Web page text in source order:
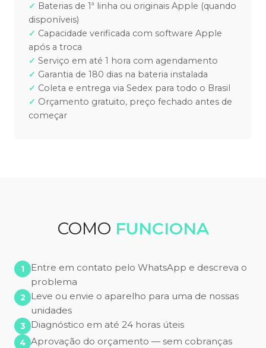
Baterias de 1ª linha ou originais Apple (quando
disponíveis)
Capacidade verificada com software Apple
após a troca
Serviço em até 1 hora com agendamento
Garantia de 180 dias na bateria instalada
Coleta e entrega via Sedex para todo o Brasil
Orçamento gratuito, preço fechado antes de
começar
COMO FUNCIONA
Entre em contato pelo WhatsApp e descreva o
problema
Leve ou envie o aparelho para uma de nossas
unidades
Diagnóstico em até 24 horas úteis
Aprovação do orçamento — sem cobranças